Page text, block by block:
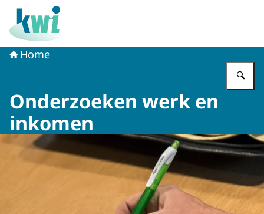
Naar de homepage van Kennisplatform Werk en
Home
Onderzoeken werk en
inkomen